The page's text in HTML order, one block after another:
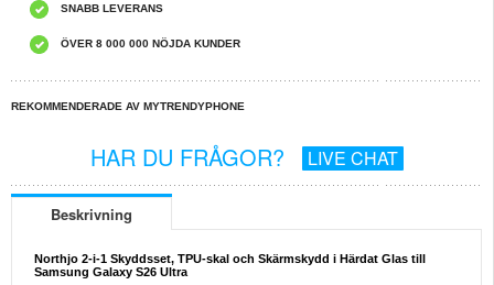
SNABB LEVERANS
ÖVER 8 000 000 NÖJDA KUNDER
REKOMMENDERADE AV MYTRENDYPHONE
HAR DU FRÅGOR? LIVE CHAT
Beskrivning
Northjo 2-i-1 Skyddsset, TPU-skal och Skärmskydd i Härdat Glas till
Samsung Galaxy S26 Ultra